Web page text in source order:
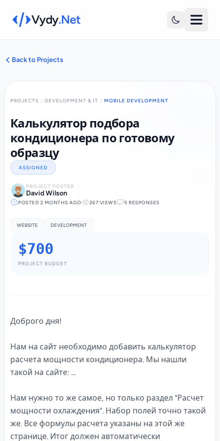
Vydy.Net
Back to Projects
PROJECTS DEVELOPMENT & IT MOBILE DEVELOPMENT
Калькулятор подбора
кондиционера по готовому
образцу
ASSIGNED
PROJECT POSTER
David Wilson
POSTED 2 MONTHS AGO 267 VIEWS 5 RESPONSES
WEBSITE DEVELOPMENT
$700
PROJECT BUDGET
Доброго дня!
Нам на сайт необходимо добавить калькулятор
расчета мощности кондиционера. Мы нашли
такой на сайте: ...
Нам нужно то же самое, но только раздел "Расчет
мощности охлаждения". Набор полей точно такой
же. Все формулы расчета указаны на этой же
странице. Итог должен автоматически